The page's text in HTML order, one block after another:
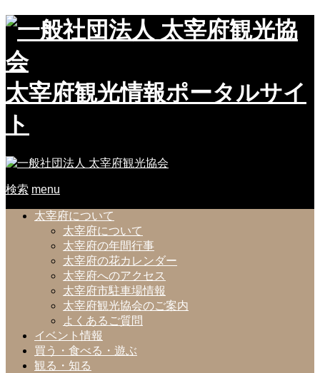
太宰府観光情報ポータルサイ
ト
検索 menu
太宰府について
太宰府について
太宰府の年間行事
太宰府の花カレンダー
太宰府へのアクセス
太宰府市駐車場情報
太宰府観光協会のご案内
よくあるご質問
イベント情報
買う・食べる・遊ぶ
観る・知る